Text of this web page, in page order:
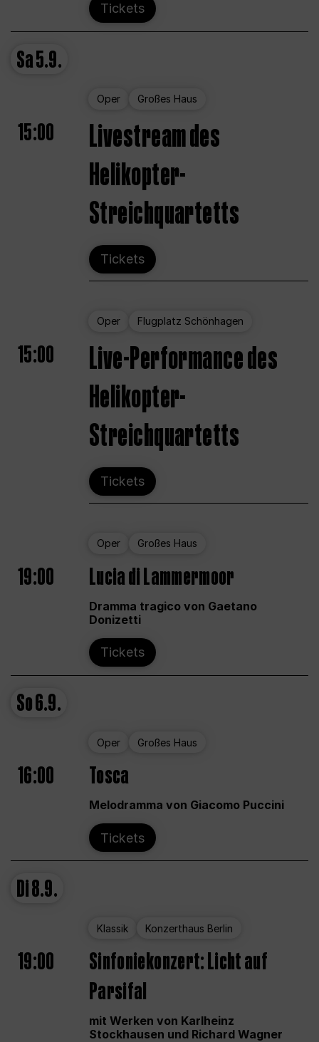
Tickets
Sa5.9.
Oper Großes Haus
15:00
Livestream des
Helikopter-
Streichquartetts
Tickets
Oper Flugplatz Schönhagen
15:00
Live-Performance des
Helikopter-
Streichquartetts
Tickets
Oper Großes Haus
19:00 Lucia di Lammermoor
Dramma tragico von Gaetano
Donizetti
Tickets
So6.9.
Oper Großes Haus
16:00 Tosca
Melodramma von Giacomo Puccini
Tickets
Di8.9.
Klassik Konzerthaus Berlin
19:00
Sinfoniekonzert: Licht auf
Parsifal
mit Werken von Karlheinz
Stockhausen und Richard Wagner